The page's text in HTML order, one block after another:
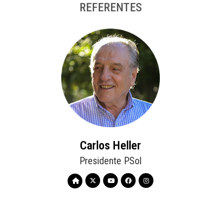
REFERENTES
Carlos Heller
Presidente PSol